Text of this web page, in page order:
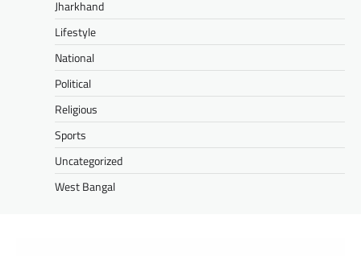
Jharkhand
Lifestyle
National
Political
Religious
Sports
Uncategorized
West Bangal